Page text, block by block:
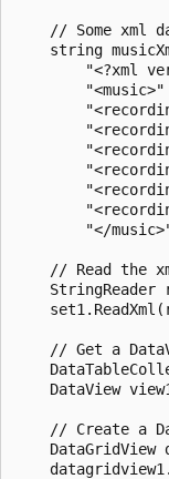
// Some xml
string
"<?xml
"<music>"
"</
// Read the
StringReader
// Get a
DataView
// Create a
DataGridView